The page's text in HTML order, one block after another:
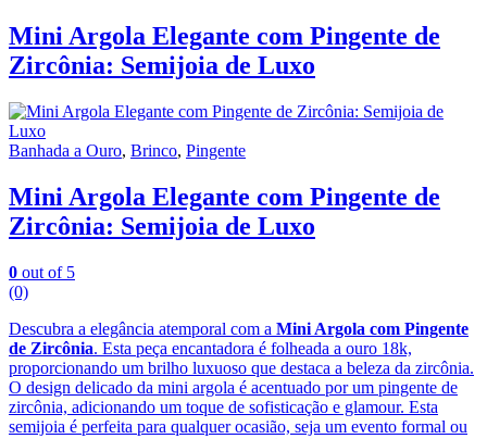
Mini Argola Elegante com Pingente de
Zircônia: Semijoia de Luxo
Banhada a Ouro, Brinco, Pingente
Mini Argola Elegante com Pingente de
Zircônia: Semijoia de Luxo
0 out of 5
(0)
Descubra a elegância atemporal com a Mini Argola com Pingente
de Zircônia. Esta peça encantadora é folheada a ouro 18k,
proporcionando um brilho luxuoso que destaca a beleza da zircônia.
O design delicado da mini argola é acentuado por um pingente de
zircônia, adicionando um toque de sofisticação e glamour. Esta
semijoia é perfeita para qualquer ocasião, seja um evento formal ou